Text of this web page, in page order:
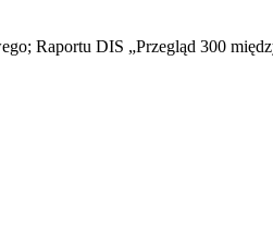
Raportu DIS „Przegląd 300